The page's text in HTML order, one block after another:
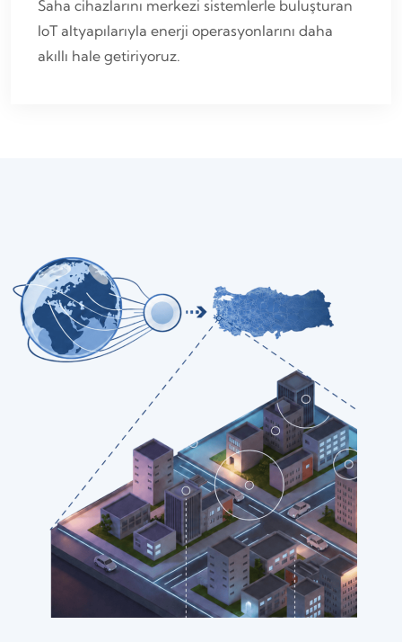
Saha cihazlarını merkezi sistemlerle buluşturan
IoT altyapılarıyla enerji operasyonlarını daha
akıllı hale getiriyoruz.